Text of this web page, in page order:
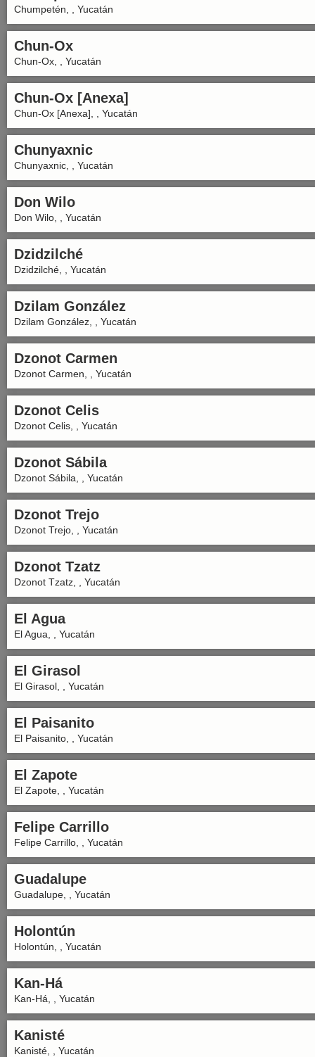
Chumpetén, , Yucatán
Chun-Ox
Chun-Ox, , Yucatán
Chun-Ox [Anexa]
Chun-Ox [Anexa], , Yucatán
Chunyaxnic
Chunyaxnic, , Yucatán
Don Wilo
Don Wilo, , Yucatán
Dzidzilché
Dzidzilché, , Yucatán
Dzilam González
Dzilam González, , Yucatán
Dzonot Carmen
Dzonot Carmen, , Yucatán
Dzonot Celis
Dzonot Celis, , Yucatán
Dzonot Sábila
Dzonot Sábila, , Yucatán
Dzonot Trejo
Dzonot Trejo, , Yucatán
Dzonot Tzatz
Dzonot Tzatz, , Yucatán
El Agua
El Agua, , Yucatán
El Girasol
El Girasol, , Yucatán
El Paisanito
El Paisanito, , Yucatán
El Zapote
El Zapote, , Yucatán
Felipe Carrillo
Felipe Carrillo, , Yucatán
Guadalupe
Guadalupe, , Yucatán
Holontún
Holontún, , Yucatán
Kan-Há
Kan-Há, , Yucatán
Kanisté
Kanisté, , Yucatán